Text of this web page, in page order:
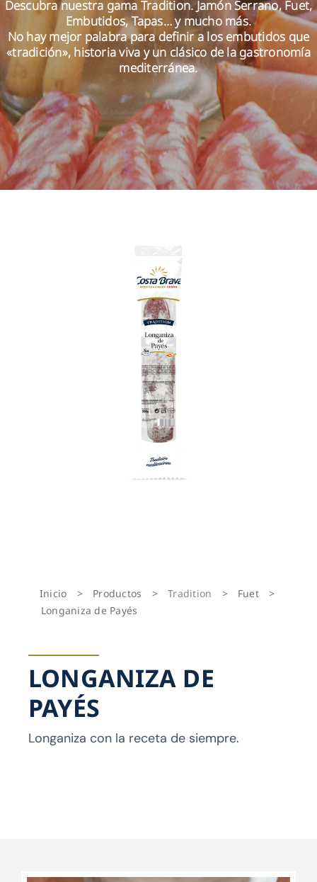
ES
Descubra nuestra gama Tradition. Jamón Serrano, Fuet,
Embutidos, Tapas… y mucho más.
No hay mejor palabra para definir a los embutidos que
«tradición», historia viva y un clásico de la gastronomía
mediterránea.
Inicio > Productos > Tradition > Fuet
>
Longaniza de Payés
LONGANIZA DE
PAYÉS
Longaniza con la receta de siempre.